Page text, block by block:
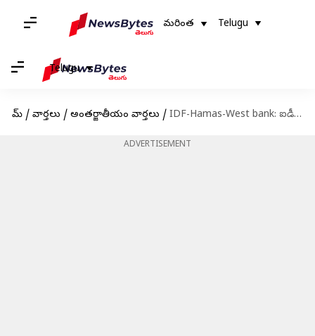
మరింత Telugu
Telugu
హోమ్ / వార్తలు / అంతర్జాతీయం వార్తలు / IDF-Hamas-West bank: ఐడీఎఫ్ కాల్పుల్లో హమాస్ వెస్ట్ బ్యాంక్ కమాండర్ మృతి..మరో ముగ్గురు కూడా..
ADVERTISEMENT